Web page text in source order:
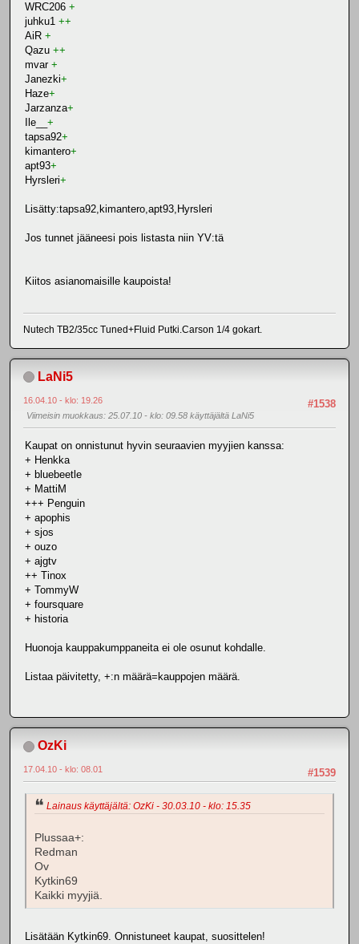
WRC206 +
juhku1 ++
AiR +
Qazu ++
mvar +
Janezki+
Haze+
Jarzanza+
Ile__ +
tapsa92+
kimantero+
apt93+
Hyrsleri+
Lisätty:tapsa92,kimantero,apt93,Hyrsleri
Jos tunnet jääneesi pois listasta niin YV:tä
Kiitos asianomaisille kaupoista!
Nutech TB2/35cc Tuned+Fluid Putki.Carson 1/4 gokart.
LaNi5
#1538
16.04.10 - klo: 19.26
Viimeisin muokkaus: 25.07.10 - klo: 09.58 käyttäjältä LaNi5
Kaupat on onnistunut hyvin seuraavien myyjien kanssa:
+ Henkka
+ bluebeetle
+ MattiM
+++ Penguin
+ apophis
+ sjos
+ ouzo
+ ajgtv
++ Tinox
+ TommyW
+ foursquare
+ historia
Huonoja kauppakumppaneita ei ole osunut kohdalle.
Listaa päivitetty, +:n määrä=kauppojen määrä.
OzKi
#1539
17.04.10 - klo: 08.01
Lainaus käyttäjältä: OzKi - 30.03.10 - klo: 15.35
Plussaa+:
Redman
Ov
Kytkin69
Kaikki myyjiä.
Lisätään Kytkin69. Onnistuneet kaupat, suosittelen!